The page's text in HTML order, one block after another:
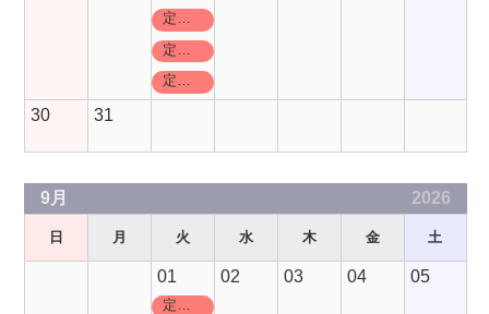
定休日
定休日
30 31
9月 2026
日 月 火 水 木 金 土
01
定休日
02 03 04 05